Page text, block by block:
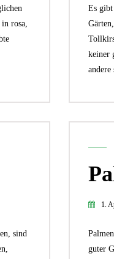
rosa,
Es gibt
keiner
sind
1.
guter
29. April
9 Tipps: So wird
ein voller
TIPPS UND